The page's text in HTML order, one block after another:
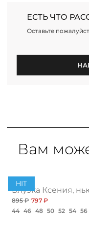
ЕСТЬ ЧТО
Оставьте
Вам
HIT
Блузка Ксения,
895 ₽ 797 ₽
44 46 48 50 52 54 56